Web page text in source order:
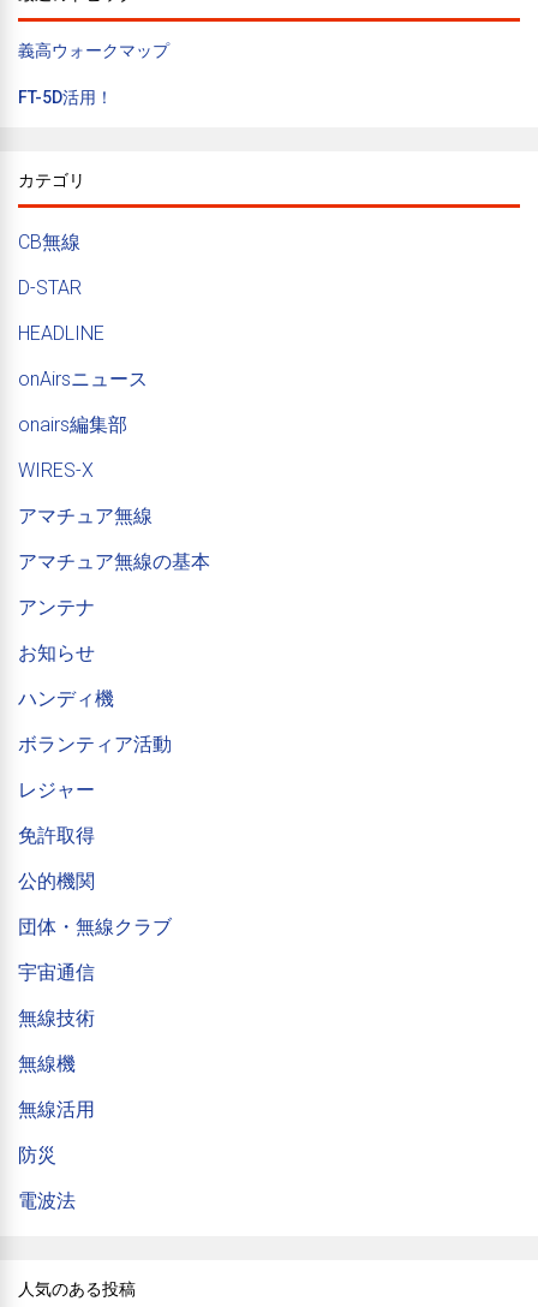
義高ウォークマップ
FT-5D活用！
カテゴリ
CB無線
D-STAR
HEADLINE
onAirsニュース
onairs編集部
WIRES-X
アマチュア無線
アマチュア無線の基本
アンテナ
お知らせ
ハンディ機
ボランティア活動
レジャー
免許取得
公的機関
団体・無線クラブ
宇宙通信
無線技術
無線機
無線活用
防災
電波法
人気のある投稿